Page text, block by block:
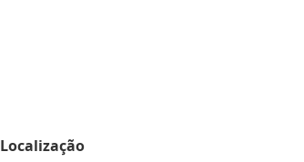
Localização